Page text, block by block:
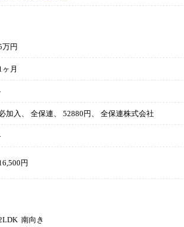
万円
ヶ月
加入、 全保連、 52880円、 全保連株式会社
円
南向き